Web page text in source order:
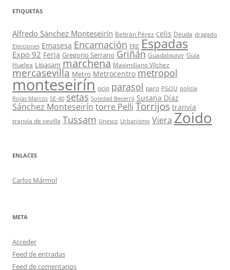
ETIQUETAS
Alfredo Sánchez Monteseirín Beltrán Pérez celis Deuda dragado
Elecciones Emasesa Encarnación ERE Espadas
Expo 92 Feria Gregorio Serrano Griñán Guadalquivir Guía
Huelga Lipasam marchena Maximiliano Vílchez
mercasevilla Metro Metrocentro metropol
monteseirín ocio parasol paro PGOU policía
Rojas Marcos SE-40 setas Soledad Becerril Susana Díaz
Sánchez Monteseirín torre Pelli Torrijos tranvía
tranvía de sevilla Tussam Unesco Urbanismo Viera Zoido
ENLACES
Carlos Mármol
META
Acceder
Feed de entradas
Feed de comentarios